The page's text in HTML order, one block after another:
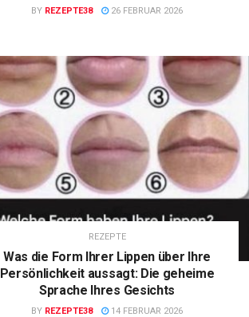
BY REZEPTE38 26 FEBRUAR 2026
REZEPTE
Was die Form Ihrer Lippen über Ihre
Persönlichkeit aussagt: Die geheime
Sprache Ihres Gesichts
BY REZEPTE38 14 FEBRUAR 2026